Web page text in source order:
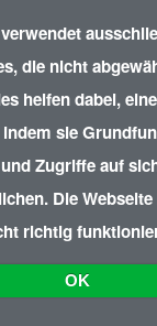
die nicht
helfen dabei,
sie
Zugriffe auf
Die
richtig
OK